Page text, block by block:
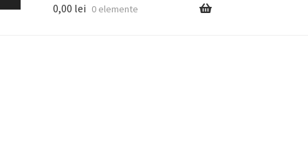
0,00 lei 0 elemente